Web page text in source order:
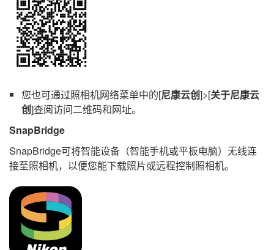
您也可通过照相机网络菜单中的[尼康云创]>[关于尼康云
创]查阅访问二维码和网址。
SnapBridge
SnapBridge可将智能设备（智能手机或平板电脑）无线连
接至照相机，以便您能下载照片或远程控制照相机。